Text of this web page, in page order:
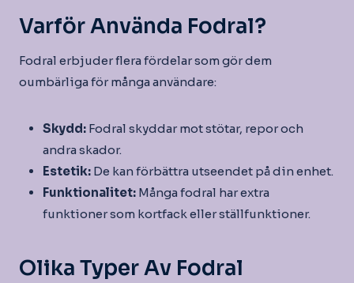
Varför Använda Fodral?
Fodral erbjuder flera fördelar som gör dem
oumbärliga för många användare:
Skydd: Fodral skyddar mot stötar, repor och
andra skador.
Estetik: De kan förbättra utseendet på din enhet.
Funktionalitet: Många fodral har extra
funktioner som kortfack eller ställfunktioner.
Olika Typer Av Fodral